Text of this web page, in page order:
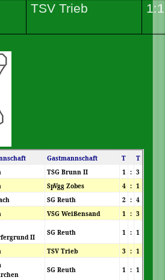
TSV Trieb 1:1
Gastmannschaft T
T
TSG Brunn II 1 : 3
SpVgg Zobes 4 : 1
SG Reuth 2 : 4
VSG Weißensand 1 : 3
II
SG Reuth 1 : 1
TSV Trieb 3 : 1
SG Reuth 1 : 1